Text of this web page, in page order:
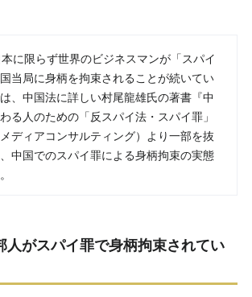
に限らず世界のビジネスマンが「スパイ
当局に身柄を拘束されることが続いてい
、中国法に詳しい村尾龍雄氏の著書『中
る人のための「反スパイ法・スパイ罪」
ディアコンサルティング）より一部を抜
中国でのスパイ罪による身柄拘束の実態
人がスパイ罪で身柄拘束されてい